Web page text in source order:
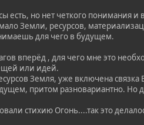
есть, но нет четкого понимания
Земли, ресурсов,
для чего в будущем.
вперёд , для чего мне это
или идей.
Земля, уже включена
притом разновариантно. Но
стихию Огонь....так это